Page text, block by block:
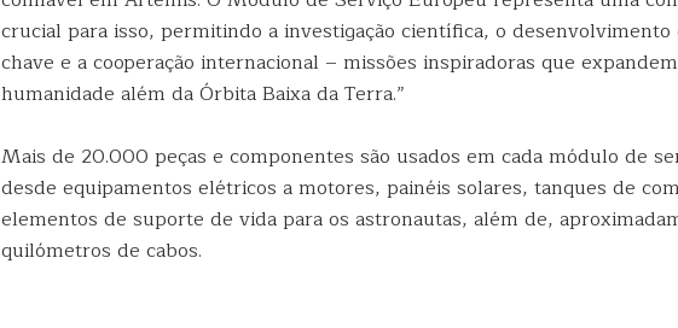
crucial para isso, permitindo a investigação científica, o desenvolvimento
chave e a cooperação internacional – missões inspiradoras que
humanidade além da Órbita Baixa da Terra.”
Mais de 20.000 peças e componentes são usados em cada módulo de
desde equipamentos elétricos a motores, painéis solares, tanques de
elementos de suporte de vida para os astronautas, além de,
quilómetros de cabos.